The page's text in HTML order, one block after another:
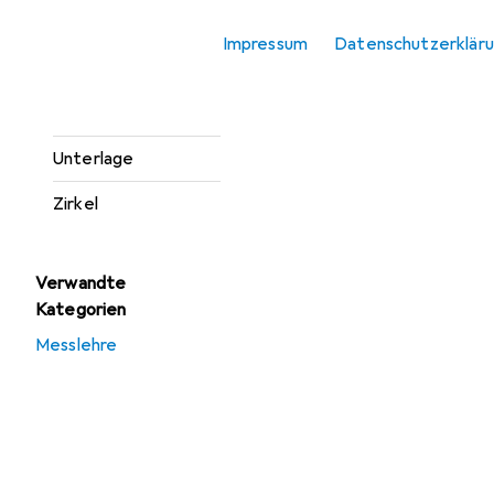
Impressum
Unterlage
Zirkel
Verwandte
Kategorien
Messlehre